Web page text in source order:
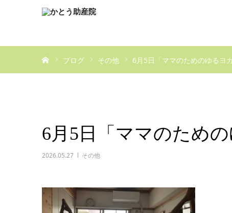
ブログ その他 6月5日「ママのためのゆるヨ
6月5日「ママのため
2026.05.27 その他